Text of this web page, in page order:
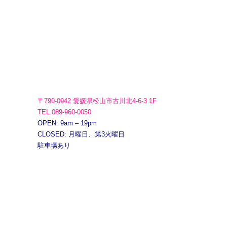
〒790-0942 愛媛県松山市古川北4-6-3 1F
TEL.089-960-0050
OPEN: 9am – 19pm
CLOSED: 月曜日、第3火曜日
駐車場あり